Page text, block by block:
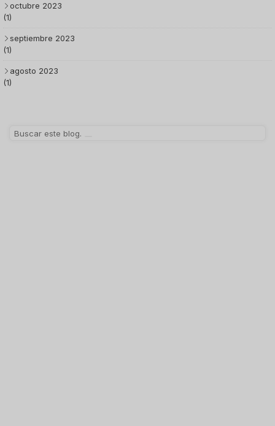
octubre 2023
(1)
septiembre 2023
(1)
agosto 2023
(1)